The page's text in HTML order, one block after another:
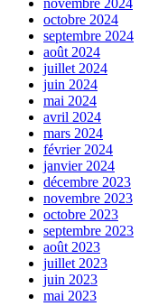
octobre 2024
septembre 2024
août 2024
juillet 2024
juin 2024
mai 2024
avril 2024
mars 2024
février 2024
janvier 2024
décembre 2023
novembre 2023
octobre 2023
septembre 2023
août 2023
juillet 2023
juin 2023
mai 2023